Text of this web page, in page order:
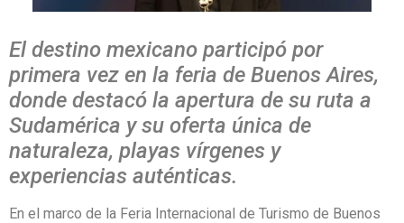
El destino mexicano participó por
primera vez en la feria de Buenos Aires,
donde destacó la apertura de su ruta a
Sudamérica y su oferta única de
naturaleza, playas vírgenes y
experiencias auténticas.
En el marco de la Feria Internacional de Turismo de Buenos